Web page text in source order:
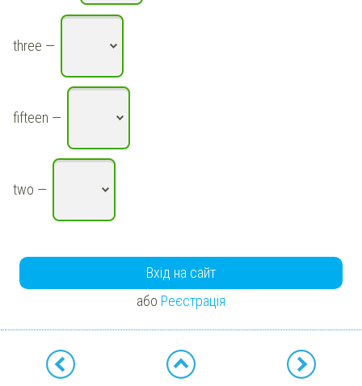
three —
fifteen —
two —
Вхід на сайт
або Реєстрація